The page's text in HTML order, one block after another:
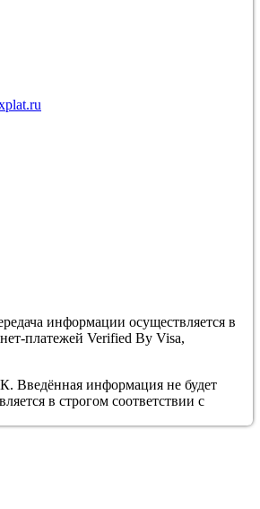
информации осуществляется в
платежей Verified By Visa,
Введённая информация не будет
в строгом соответствии с